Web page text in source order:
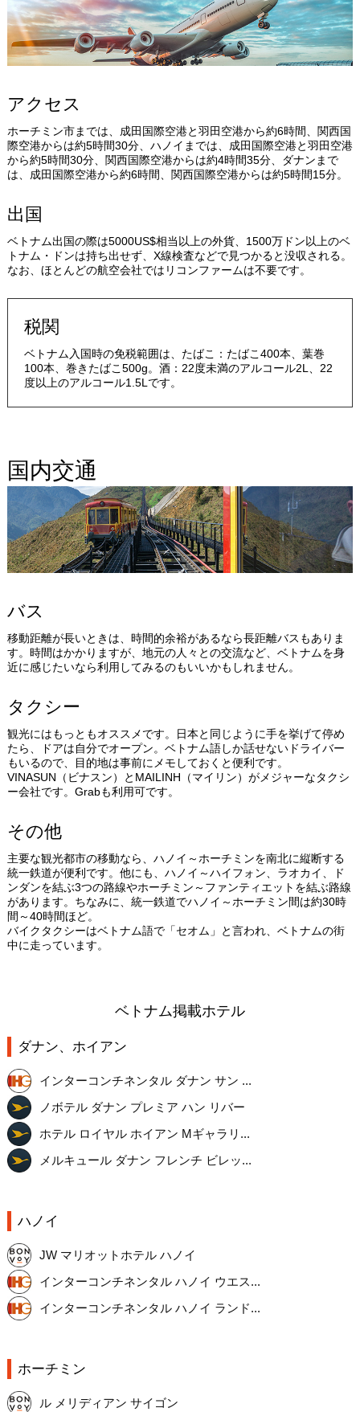
アクセス
ホーチミン市までは、成田国際空港と羽田空港から約6時間、関西国
際空港からは約5時間30分、ハノイまでは、成田国際空港と羽田空港
から約5時間30分、関西国際空港からは約4時間35分、ダナンまで
は、成田国際空港から約6時間、関西国際空港からは約5時間15分。
出国
ベトナム出国の際は5000US$相当以上の外貨、1500万ドン以上のベ
トナム・ドンは持ち出せず、X線検査などで見つかると没収される。
なお、ほとんどの航空会社ではリコンファームは不要です。
税関
ベトナム入国時の免税範囲は、たばこ：たばこ400本、葉巻
100本、巻きたばこ500g。酒：22度未満のアルコール2L、22
度以上のアルコール1.5Lです。
国内交通
バス
移動距離が長いときは、時間的余裕があるなら長距離バスもありま
す。時間はかかりますが、地元の人々との交流など、ベトナムを身
近に感じたいなら利用してみるのもいいかもしれません。
タクシー
観光にはもっともオススメです。日本と同じように手を挙げて停め
たら、ドアは自分でオープン。ベトナム語しか話せないドライバー
もいるので、目的地は事前にメモしておくと便利です。
VINASUN（ビナスン）とMAILINH（マイリン）がメジャーなタクシ
ー会社です。Grabも利用可です。
その他
主要な観光都市の移動なら、ハノイ～ホーチミンを南北に縦断する
統一鉄道が便利です。他にも、ハノイ～ハイフォン、ラオカイ、ド
ンダンを結ぶ3つの路線やホーチミン～ファンティエットを結ぶ路線
があります。ちなみに、統一鉄道でハノイ～ホーチミン間は約30時
間～40時間ほど。
バイクタクシーはベトナム語で「セオム」と言われ、ベトナムの街
中に走っています。
ベトナム掲載ホテル
ダナン、ホイアン
インターコンチネンタル ダナン サン ...
ノボテル ダナン プレミア ハン リバー
ホテル ロイヤル ホイアン Mギャラリ...
メルキュール ダナン フレンチ ビレッ...
ハノイ
JW マリオットホテル ハノイ
インターコンチネンタル ハノイ ウエス...
インターコンチネンタル ハノイ ランド...
ホーチミン
ル メリディアン サイゴン